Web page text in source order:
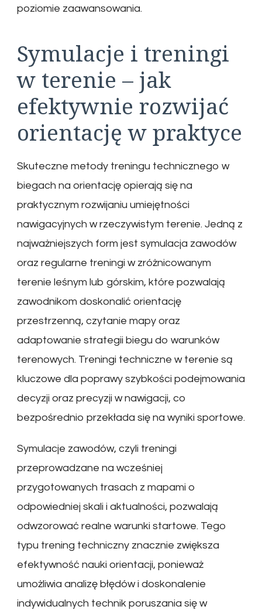
poziomie zaawansowania.
Symulacje i treningi
w terenie – jak
efektywnie rozwijać
orientację w praktyce
Skuteczne metody treningu technicznego w
biegach na orientację opierają się na
praktycznym rozwijaniu umiejętności
nawigacyjnych w rzeczywistym terenie. Jedną z
najważniejszych form jest symulacja zawodów
oraz regularne treningi w zróżnicowanym
terenie leśnym lub górskim, które pozwalają
zawodnikom doskonalić orientację
przestrzenną, czytanie mapy oraz
adaptowanie strategii biegu do warunków
terenowych. Treningi techniczne w terenie są
kluczowe dla poprawy szybkości podejmowania
decyzji oraz precyzji w nawigacji, co
bezpośrednio przekłada się na wyniki sportowe.
Symulacje zawodów, czyli treningi
przeprowadzane na wcześniej
przygotowanych trasach z mapami o
odpowiedniej skali i aktualności, pozwalają
odwzorować realne warunki startowe. Tego
typu trening techniczny znacznie zwiększa
efektywność nauki orientacji, ponieważ
umożliwia analizę błędów i doskonalenie
indywidualnych technik poruszania się w